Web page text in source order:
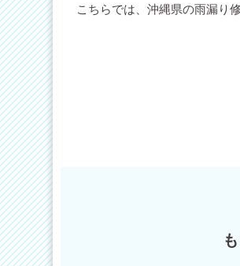
こちらでは、沖縄県の雨漏り